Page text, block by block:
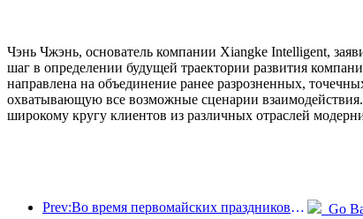
Чэнь Чжэнь, основатель компании Xiangke Intelligent,
шаг в определении будущей траектории развития
направлена на объединение ранее разрозненных,
охватывающую все возможные сценарии
широкому кругу клиентов из различных отраслей
Prev:Во время первомайских праздников по железной дороге в дельте реки Янцзы было перевезено более 21,38 миллиона пассажиров. Go